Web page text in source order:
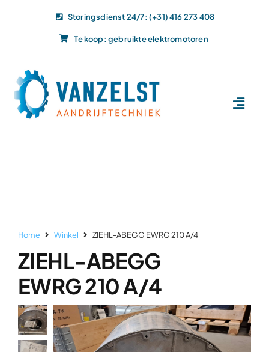
Storingsdienst 24/7: (+31) 416 273 408
Te koop: gebruikte elektromotoren
Projecten
Over ons
Contact
Home Winkel ZIEHL-ABEGG EWRG 210 A/4
ZIEHL-ABEGG
EWRG 210 A/4